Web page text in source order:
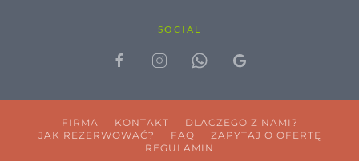
SOCIAL
FIRMA KONTAKT
DLACZEGO Z NAMI?
JAK REZERWOWAĆ?
FAQ
ZAPYTAJ O OFERTĘ
REGULAMIN